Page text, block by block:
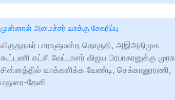
முன்னாள் அமைச்சர் வாக்கு சேகரிப்பு
விருதுநகர் பாராளுமன்ற தொகுதி, அஇஅதிமுக
கூட்டணி கட்சி வேட்பாளர் விஜய பிரபாகரனுக்கு முரசு
சின்னத்தில் வாக்களிக்க வேண்டி, செக்கானூரணி,
மதுரை-தேனி